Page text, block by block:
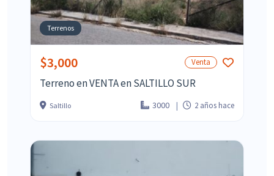
Terrenos
$3,000 Venta
Terreno en VENTA en SALTILLO SUR
Saltillo 3000 2 años hace